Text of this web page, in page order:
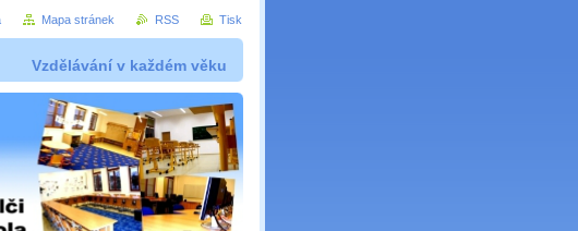
Vzdělávání v každém věku
Mapa stránek RSS Tisk